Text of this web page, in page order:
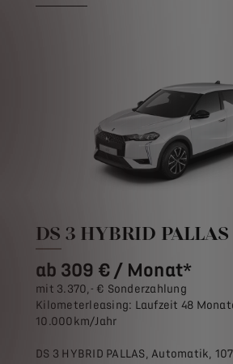
DS 3 HYBRID PALLAS
ab 309 € / Monat*
mit 3.370,- € Sonderzahlung
Kilometerleasing: Laufzeit 48
10.000km/Jahr
DS 3 HYBRID PALLAS, Automatik,